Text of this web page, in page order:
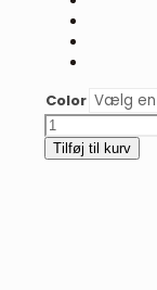
Color
Glimmer
gel
-
Tilføj til kurv